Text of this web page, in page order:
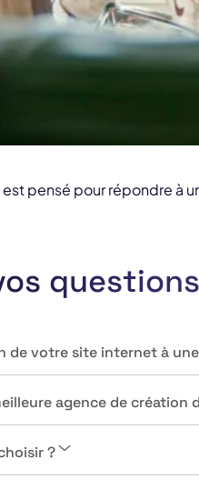
questions
de votre site internet à
agence de création
?
pensé pour répondre